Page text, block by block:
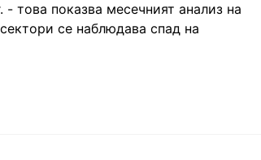
това показва месечният анализ на
се наблюдава спад на